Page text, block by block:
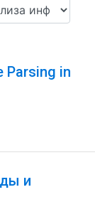
Parsing in
и